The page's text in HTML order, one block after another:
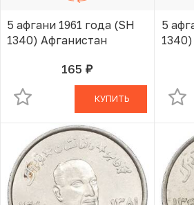
5 афгани 1961 года (SH
1340) Афганистан
165 руб.В КОРЗИНЕ
КУПИТЬ
5